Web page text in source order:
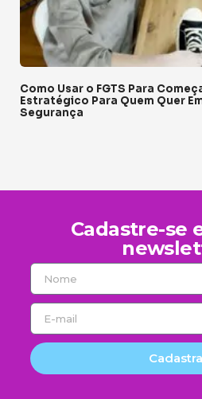
Como Usar o FGTS Para
Estratégico Para Quem Quer
Segurança
Cadastre-se